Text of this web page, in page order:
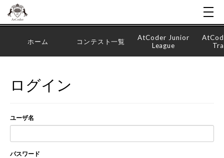
ホーム コンテスト一覧
AtCoder Junior
League
ログイン
ユーザ名
パスワード